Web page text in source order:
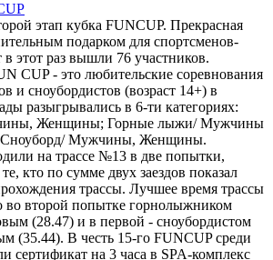
этап кубка FUNCUP. Прекрасная
подарком для спортсменов-
этот раз вышли 76 участников.
CUP - это любительские соревнования
и сноубордистов (возраст 14+) в
разыгрывались в 6-ти категориях:
Женщины; Горные лыжи/ Мужчины
Мужчины, Женщины.
на трассе №13 в две попытки,
кто по сумме двух заездов показал
трассы. Лучшее время трассы
во второй попытке горнолыжником
(28.47) и в первой - сноубордистом
(35.44). В честь 15-го FUNCUP среди
сертификат на 3 часа в SPA-комплекс